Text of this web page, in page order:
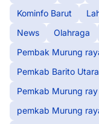
Kominfo Barut
News
Olahraga
Pembak Murung
Pemkab Barito Utara
Pemkab Murung ray
pemkab Murung